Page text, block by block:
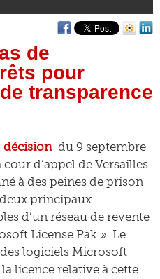
de
pour
transparence
décision du 9 septembre
d’appel de Versailles
à des peines de prison
principaux
d’un réseau de revente
License Pak ». Le
logiciels Microsoft
licence relative à cette